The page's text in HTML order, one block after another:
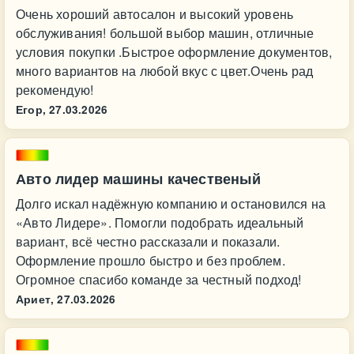
Очень хороший автосалон и высокий уровень
обслуживания! большой выбор машин, отличные
условия покупки .Быстрое оформление документов,
много вариантов на любой вкус с цвет.Очень рад
рекомендую!
Егор, 27.03.2026
Авто лидер машины качественый
Долго искал надёжную компанию и остановился на
«Авто Лидере». Помогли подобрать идеальный
вариант, всё честно рассказали и показали.
Оформление прошло быстро и без проблем.
Огромное спасибо команде за честный подход!
Ариет, 27.03.2026